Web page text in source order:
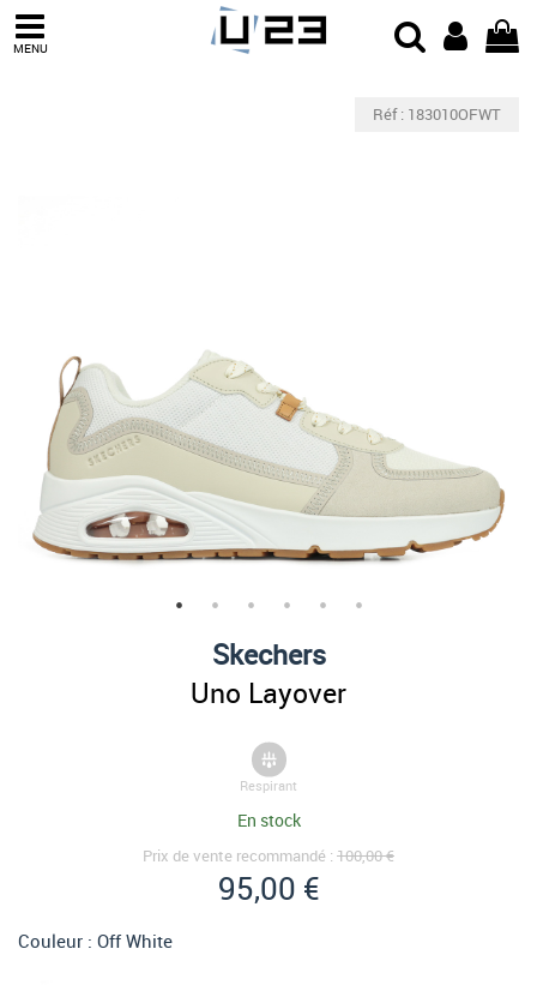
MENU
Réf : 183010OFWT
Skechers
Uno Layover
Respirant
En stock
Prix de vente recommandé : 100,00 €
95,00 €
Couleur : Off White